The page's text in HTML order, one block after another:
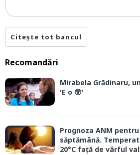
Citește tot bancul
Recomandări
Mirabela Grădinaru,
'E o 😲'
Prognoza ANM
săptămână.
20°C față de vârful